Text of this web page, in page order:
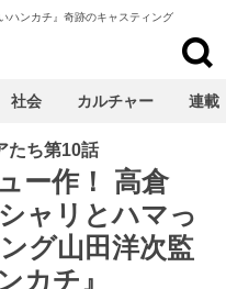
ハンカチ』奇跡のキャスティング
たち第10話
ー作！ 高倉
ャリとハマっ
グ山田洋次監
カチ』
社会 カルチャー 連載